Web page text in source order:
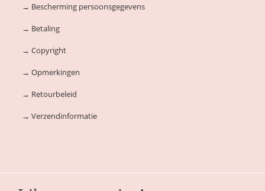
→ Bescherming persoonsgegevens
→ Betaling
→ Copyright
→ Opmerkingen
→ Retourbeleid
→ Verzendinformatie